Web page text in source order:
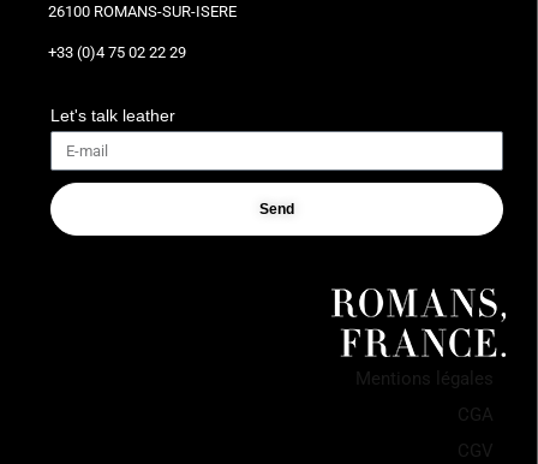
26100 ROMANS-SUR-ISERE
+33 (0)4 75 02 22 29
Let's talk leather
Send
Mentions légales
CGA
CGV